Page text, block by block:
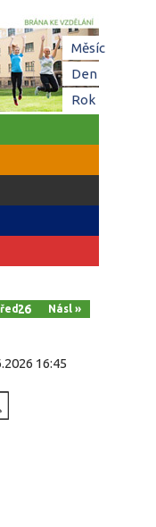
2026 Násl »
16:45
Měsíc
Den(aktivní
Rok